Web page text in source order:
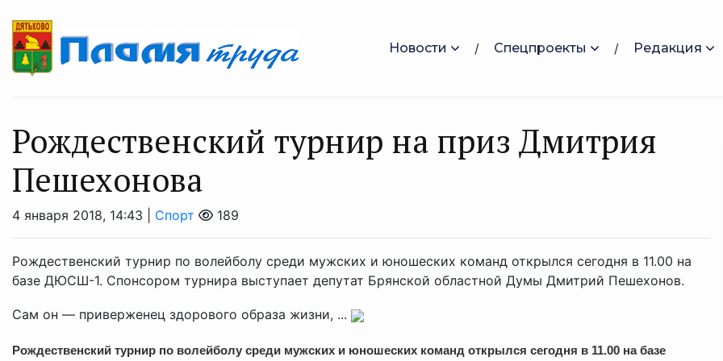
Новости Спецпроекты Редакция
Рождественский турнир на приз Дмитрия
Пешехонова
4 января 2018, 14:43 | Спорт 189
Рождественский турнир по волейболу среди мужских и юношеских команд открылся сегодня в 11.00 на
базе ДЮСШ-1. Спонсором турнира выступает депутат Брянской областной Думы Дмитрий Пешехонов.
Сам он — приверженец здорового образа жизни, ...
Рождественский турнир по волейболу среди мужских и юношеских команд открылся сегодня в 11.00 на базе